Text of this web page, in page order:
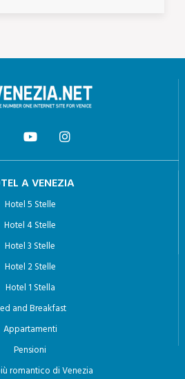
A VENEZIA
Hotel 5 Stelle
Hotel 4 Stelle
Hotel 3 Stelle
Hotel 2 Stelle
Hotel 1 Stella
and Breakfast
Appartamenti
Pensioni
romantico di Venezia